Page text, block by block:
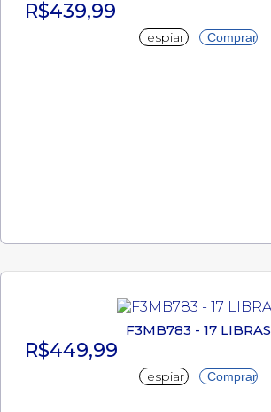
R$439,99
espiar Comprar
F3MB783 - 17 LIBRAS
R$449,99
espiar Comprar